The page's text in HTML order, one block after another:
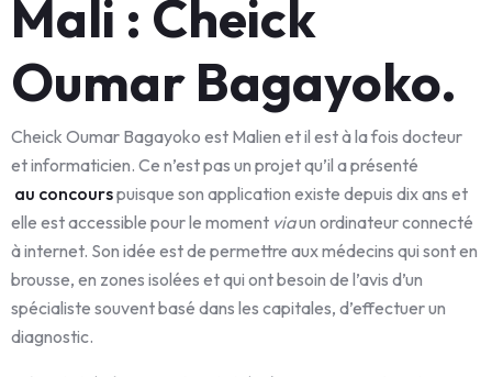
Mali : Cheick
Oumar Bagayoko.
Cheick Oumar Bagayoko est Malien et il est à la fois docteur
et informaticien. Ce n’est pas un projet qu’il a présenté
au concourspuisque son application existe depuis dix ans et
elle est accessible pour le moment viaun ordinateur connecté
à internet. Son idée est de permettre aux médecins qui sont en
brousse, en zones isolées et qui ont besoin de l’avis d’un
spécialiste souvent basé dans les capitales, d’effectuer un
diagnostic.